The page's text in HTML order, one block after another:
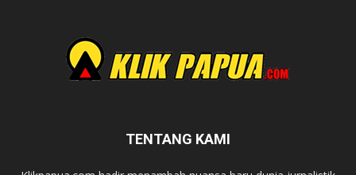
TENTANG KAMI